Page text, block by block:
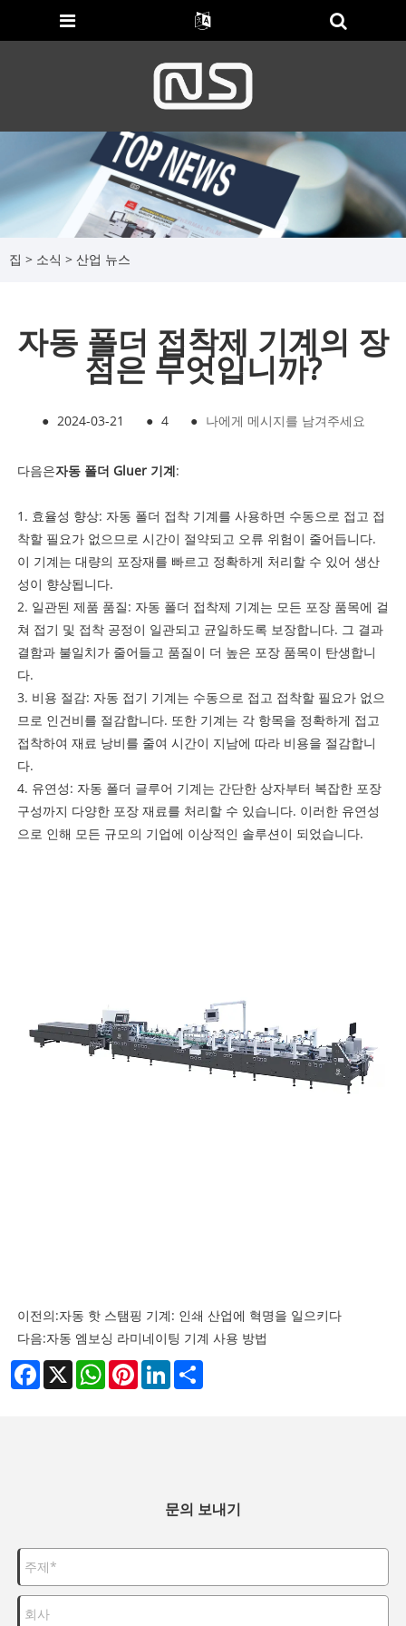
집 > 소식 > 산업 뉴스
자동 폴더 접착제 기계의 장
점은 무엇입니까?
● 2024-03-21 ● 4 ● 나에게 메시지를 남겨주세요
다음은자동 폴더 Gluer 기계:
1. 효율성 향상: 자동 폴더 접착 기계를 사용하면 수동으로 접고 접
착할 필요가 없으므로 시간이 절약되고 오류 위험이 줄어듭니다.
이 기계는 대량의 포장재를 빠르고 정확하게 처리할 수 있어 생산
성이 향상됩니다.
2. 일관된 제품 품질: 자동 폴더 접착제 기계는 모든 포장 품목에 걸
쳐 접기 및 접착 공정이 일관되고 균일하도록 보장합니다. 그 결과
결함과 불일치가 줄어들고 품질이 더 높은 포장 품목이 탄생합니
다.
3. 비용 절감: 자동 접기 기계는 수동으로 접고 접착할 필요가 없으
므로 인건비를 절감합니다. 또한 기계는 각 항목을 정확하게 접고
접착하여 재료 낭비를 줄여 시간이 지남에 따라 비용을 절감합니
다.
4. 유연성: 자동 폴더 글루어 기계는 간단한 상자부터 복잡한 포장
구성까지 다양한 포장 재료를 처리할 수 있습니다. 이러한 유연성
으로 인해 모든 규모의 기업에 이상적인 솔루션이 되었습니다.
이전의:자동 핫 스탬핑 기계: 인쇄 산업에 혁명을 일으키다
다음:자동 엠보싱 라미네이팅 기계 사용 방법
Facebook
X WhatsAppPinterestLinkedIn
문의 보내기